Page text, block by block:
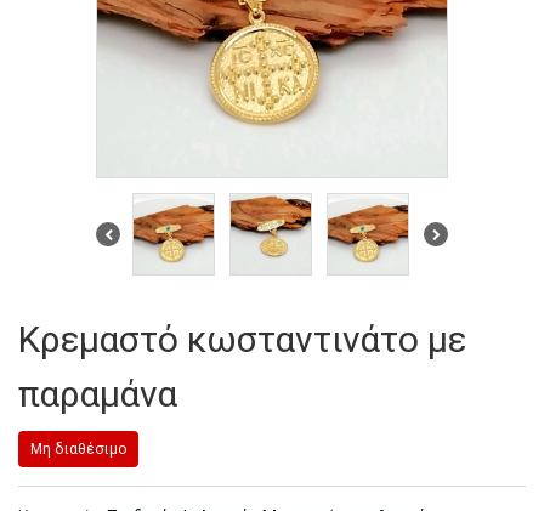
Κρεμαστό κωσταντινάτο με
παραμάνα
Μη διαθέσιμο